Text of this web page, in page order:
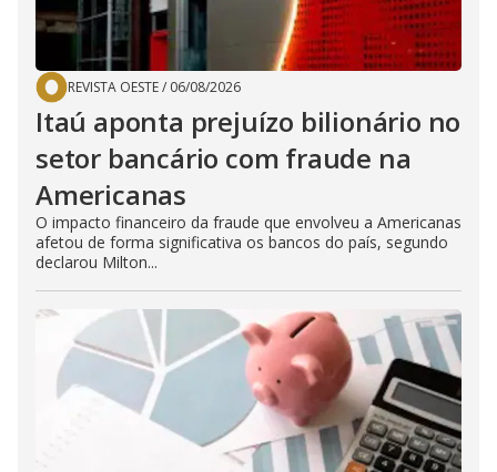
REVISTA OESTE/ 06/08/2026
Itaú aponta prejuízo bilionário no
setor bancário com fraude na
Americanas
O impacto financeiro da fraude que envolveu a Americanas
afetou de forma significativa os bancos do país, segundo
declarou Milton...